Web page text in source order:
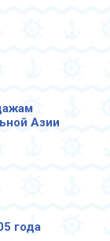
Азии
года